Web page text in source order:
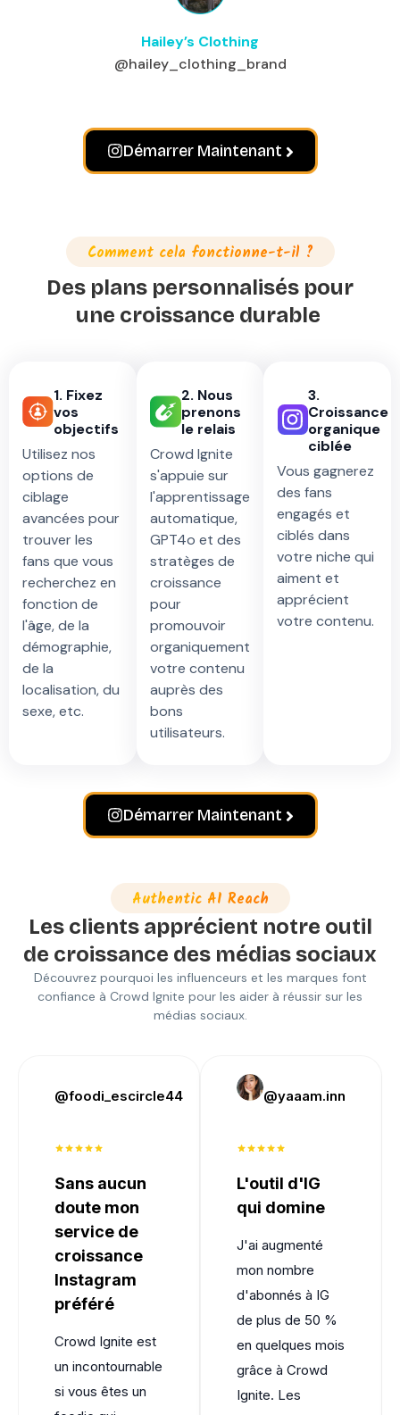
Hailey’s Clothing
@hailey_clothing_brand
Démarrer Maintenant
Comment cela fonctionne-t-il ?
Des plans personnalisés pour
une croissance durable
1. Fixez
vos
objectifs
Utilisez nos
options de
ciblage
avancées pour
trouver les
fans que vous
recherchez en
fonction de
l'âge, de la
démographie,
de la
localisation, du
sexe, etc.
2. Nous
prenons
le relais
Crowd Ignite
s'appuie sur
l'apprentissage
automatique,
GPT4o et des
stratèges de
croissance
pour
promouvoir
organiquement
votre contenu
auprès des
bons
utilisateurs.
3.
Croissance
organique
ciblée
Vous gagnerez
des fans
engagés et
ciblés dans
votre niche qui
aiment et
apprécient
votre contenu.
Démarrer Maintenant
Authentic AI Reach
Les clients apprécient notre outil
de croissance des médias sociaux
Découvrez pourquoi les influenceurs et les marques font
confiance à Crowd Ignite pour les aider à réussir sur les
médias sociaux.
@foodi_escircle44
Sans aucun
doute mon
service de
croissance
Instagram
préféré
Crowd Ignite est
un incontournable
si vous êtes un
@yaaam.inn
L'outil d'IG
qui domine
J'ai augmenté
mon nombre
d'abonnés à IG
de plus de 50 %
en quelques mois
grâce à Crowd
Ignite. Les